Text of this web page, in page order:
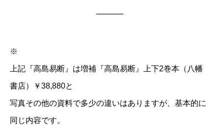
─────
※
上記『高島易断』は増補『高島易断』上下2巻本（八幡
書店）￥38,880と
写真その他の資料で多少の違いはありますが、基本的に
同じ内容です。